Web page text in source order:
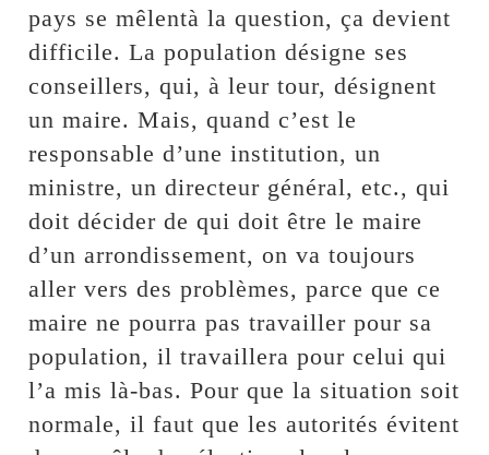
pays se mêlentà la question, ça devient
difficile. La population désigne ses
conseillers, qui, à leur tour, désignent
un maire. Mais, quand c’est le
responsable d’une institution, un
ministre, un directeur général, etc., qui
doit décider de qui doit être le maire
d’un arrondissement, on va toujours
aller vers des problèmes, parce que ce
maire ne pourra pas travailler pour sa
population, il travaillera pour celui qui
l’a mis là-bas. Pour que la situation soit
normale, il faut que les autorités évitent